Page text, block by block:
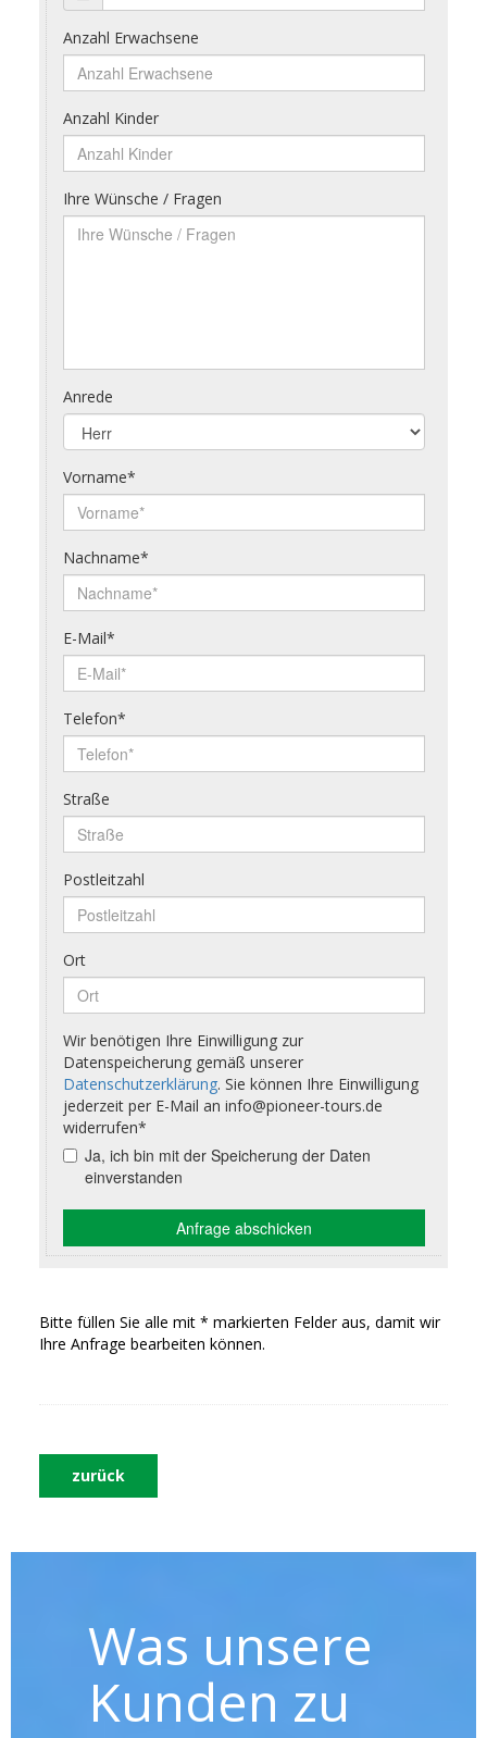
Bitte füllen Sie alle mit * markierten Felder aus, damit wir
Ihre Anfrage bearbeiten können.
zurück
Was unsere
Kunden zu